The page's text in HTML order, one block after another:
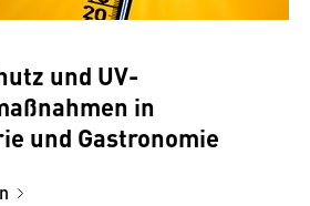
und UV-
in
und Gastronomie